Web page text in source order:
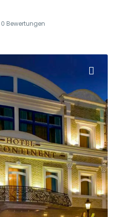
0 Bewertungen